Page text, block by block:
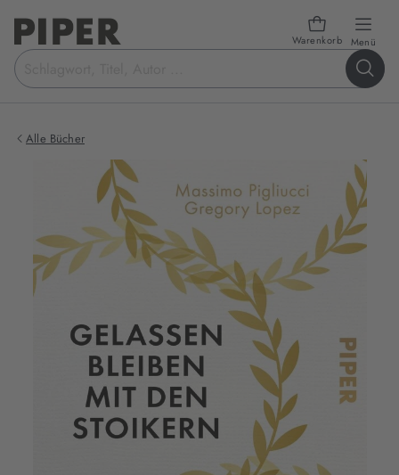
Warenkorb Menü
Suchbegriff
eingeben
Alle Bücher
Produktbilder
zum
Buch